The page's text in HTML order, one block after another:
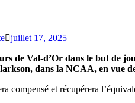
juillet 17, 2025
de Val-d’Or dans le but de
dans la NCAA, en vue
compensé et récupérera